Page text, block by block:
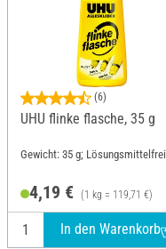
(6)
UHU flinke flasche, 35 g
Gewicht: 35 g; Lösungsmittelfrei
4,19 € (1 kg = 119,71 €)
In den Warenkorb